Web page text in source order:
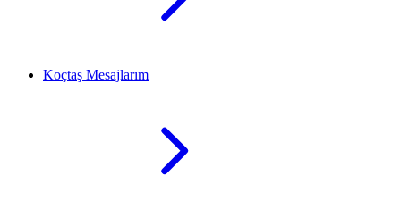
Koçtaş Mesajlarım